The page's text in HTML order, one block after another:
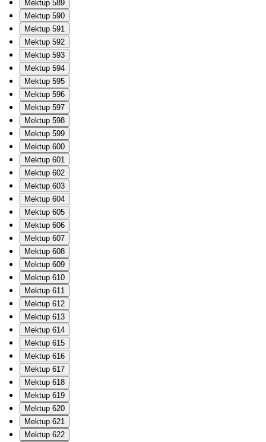
Mektup 589
Mektup 590
Mektup 591
Mektup 592
Mektup 593
Mektup 594
Mektup 595
Mektup 596
Mektup 597
Mektup 598
Mektup 599
Mektup 600
Mektup 601
Mektup 602
Mektup 603
Mektup 604
Mektup 605
Mektup 606
Mektup 607
Mektup 608
Mektup 609
Mektup 610
Mektup 611
Mektup 612
Mektup 613
Mektup 614
Mektup 615
Mektup 616
Mektup 617
Mektup 618
Mektup 619
Mektup 620
Mektup 621
Mektup 622